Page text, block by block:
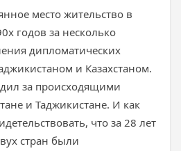
место жительство в
годов за несколько
дипломатических
и Казахстаном.
за происходящими
и Таджикистане. И как
что за 28 лет
стран были